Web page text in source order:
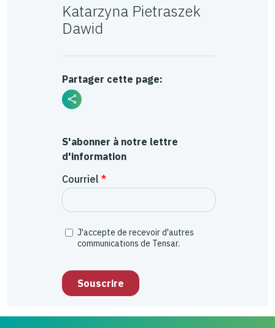
Katarzyna Pietraszek
Dawid
Partager cette page:
S'abonner à notre lettre
d'information